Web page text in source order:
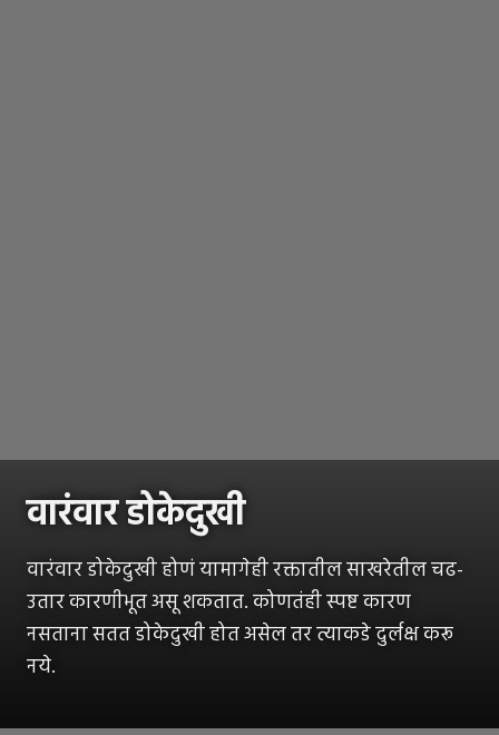
वारंवार डोकेदुखी
वारंवार डोकेदुखी होणं यामागेही रक्तातील साखरेतील चढ-
उतार कारणीभूत असू शकतात. कोणतंही स्पष्ट कारण
नसताना सतत डोकेदुखी होत असेल तर त्याकडे दुर्लक्ष करू
नये.